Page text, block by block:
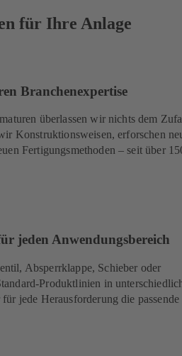
für Ihre Anlage
Branchenexpertise
überlassen wir nichts dem
Konstruktionsweisen, erforschen
Fertigungsmethoden – seit über
jeden Anwendungsbereich
Absperrklappe, Schieber oder
Produktlinien in
jede Herausforderung die passende